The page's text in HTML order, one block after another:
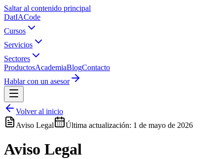
Saltar al contenido principal
DatIACode
Cursos
Servicios
Sectores
ProductosAcademiaBlogContacto
Hablar con un asesor
Volver al inicio
Aviso Legal
Última actualización: 1 de mayo de 2026
Aviso Legal